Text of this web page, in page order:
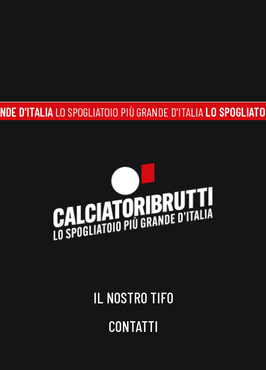
LO SPOGLIATOIO PIÙ GRANDE D'ITALIALO SPOGLIATOIO
IL NOSTRO TIFO
CONTATTI